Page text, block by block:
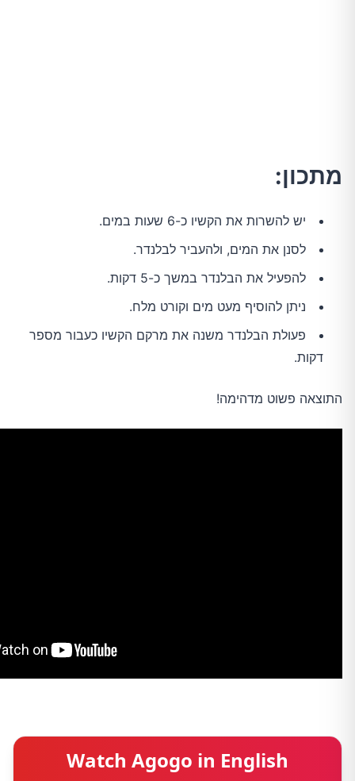
מתכון:
יש להשרות את הקשיו כ-6 שעות במים.
לסנן את המים, ולהעביר לבלנדר.
להפעיל את הבלנדר במשך כ-5 דקות.
ניתן להוסיף מעט מים וקורט מלח.
פעולת הבלנדר משנה את מרקם הקשיו כעבור מספר
דקות.
התוצאה פשוט מדהימה!
Watch Agogo in English